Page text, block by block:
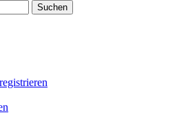
Suchen
registrieren